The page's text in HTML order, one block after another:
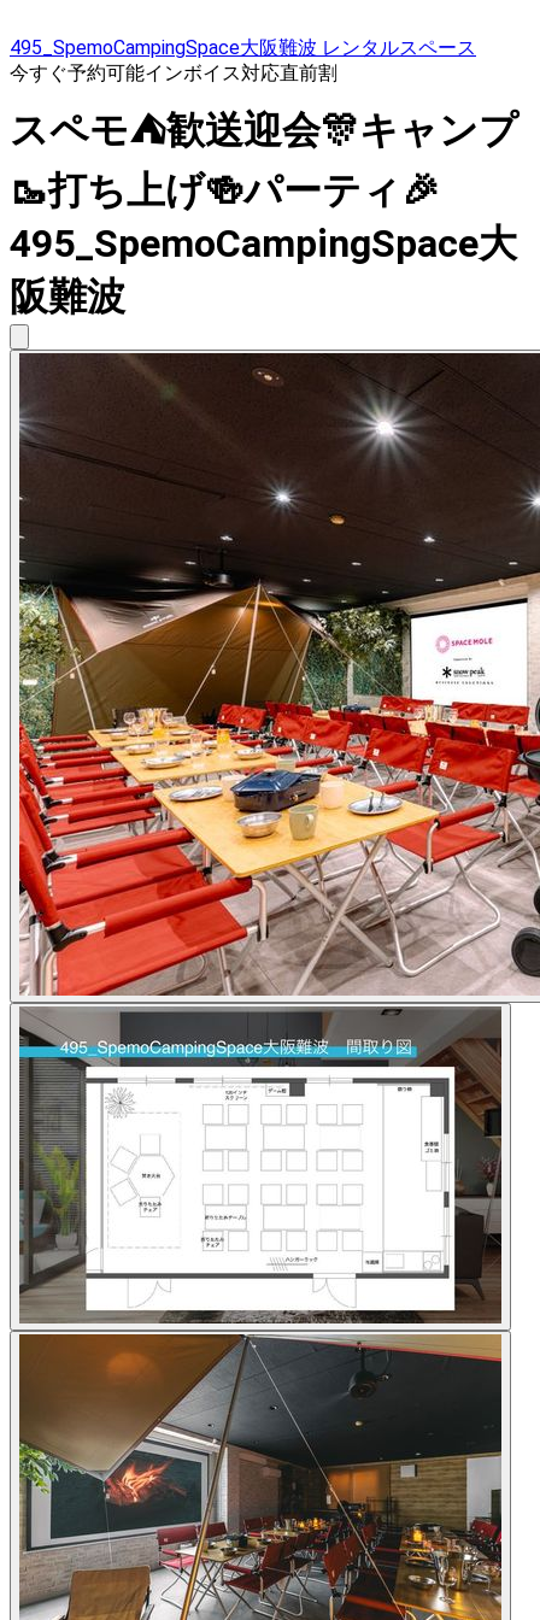
495_SpemoCampingSpace大阪難波 レンタルスペース
今すぐ予約可能インボイス対応直前割
スペモ⛺歓送迎会🎊キャンプ
🥾打ち上げ🍻パーティ🎉
495_SpemoCampingSpace大
阪難波